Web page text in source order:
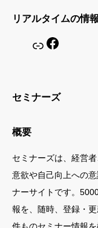
リアルタイムの情
リンク
セミナーズ
概要
セミナーズは、経営
意欲や自己向上への
ナーサイトです。
報を、随時、登録・